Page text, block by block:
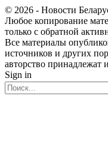
© 2026 - Новости
Любое копирование
только с обратной
Все материалы
источников и других
авторство принадлежат
Sign in